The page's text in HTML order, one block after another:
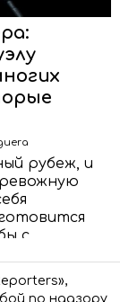
рубеж, и
с
по надзору